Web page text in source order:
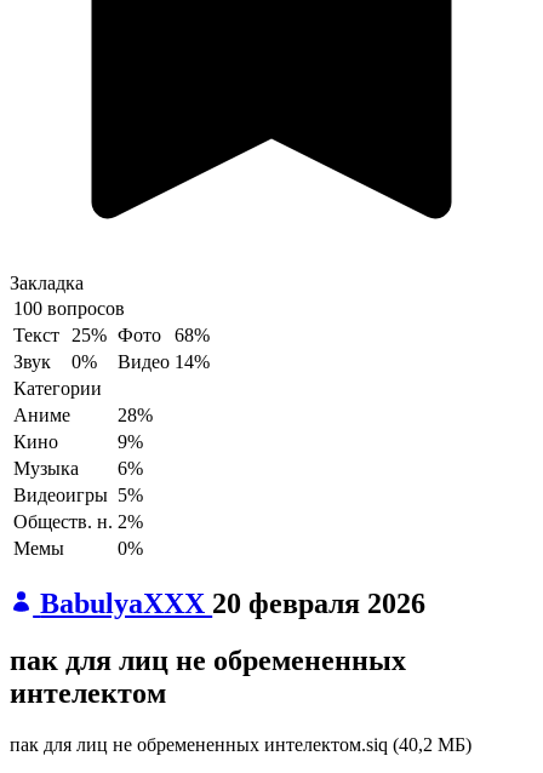
Закладка
100 вопросов
Текст
25% Фото
68%
Звук
0% Видео 14%
Категории
Аниме
28%
Кино
9%
Музыка
6%
Видеоигры 5%
Обществ. н. 2%
Мемы
0%
BabulyaXXX 20 февраля 2026
пак для лиц не обремененных
интелектом
пак для лиц не обремененных интелектом.siq (40,2 МБ)